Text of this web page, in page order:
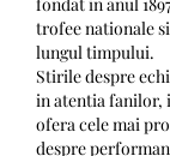
trofee nationale
lungul timpului.
Stirile despre
in atentia
ofera cele mai
despre